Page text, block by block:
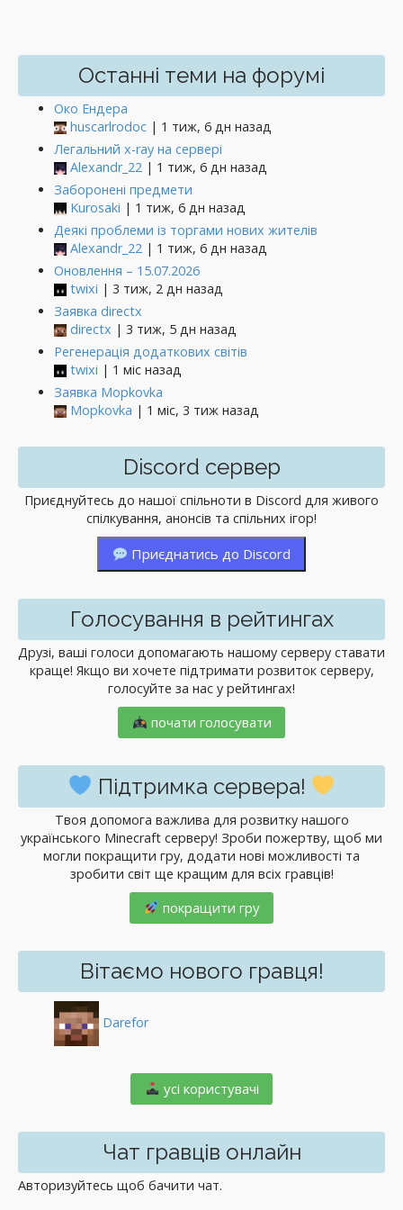
Останні теми на форумі
Око Ендера
huscarlrodoc | 1 тиж, 6 дн назад
Легальний x-ray на сервері
Alexandr_22 | 1 тиж, 6 дн назад
Заборонені предмети
Kurosaki | 1 тиж, 6 дн назад
Деякі проблеми із торгами нових жителів
Alexandr_22 | 1 тиж, 6 дн назад
Оновлення – 15.07.2026
twixi | 3 тиж, 2 дн назад
Заявка directx
directx | 3 тиж, 5 дн назад
Регенерація додаткових світів
twixi | 1 міс назад
Заявка Mopkovka
Mopkovka | 1 міс, 3 тиж назад
Discord сервер
Приєднуйтесь до нашої спільноти в Discord для живого
спілкування, анонсів та спільних ігор!
Приєднатись до Discord
Голосування в рейтингах
Друзі, ваші голоси допомагають нашому серверу ставати
краще! Якщо ви хочете підтримати розвиток серверу,
голосуйте за нас у рейтингах!
почати голосувати
Підтримка сервера!
Твоя допомога важлива для розвитку нашого
українського Minecraft серверу! Зроби пожертву, щоб ми
могли покращити гру, додати нові можливості та
зробити світ ще кращим для всіх гравців!
покращити гру
Вітаємо нового гравця!
Darefor
️ усі користувачі
Чат гравців онлайн
Авторизуйтесь щоб бачити чат.